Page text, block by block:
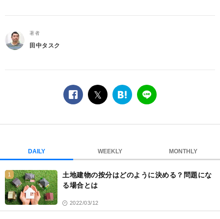
著者
田中タスク
facebook
twitterは
ブ
ク
マ
ク
LINE
DAILY WEEKLY MONTHLY
1
土地建物の按分はどのように決める？問題にな
る場合とは
2022/03/12